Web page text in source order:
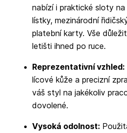
nabízí i praktické sloty na
lístky, mezinárodní
platební karty. Vše
letišti ihned po ruce.
Reprezentativní vzhled:
lícové kůže a precizní
váš styl na jakékoliv
dovolené.
Vysoká odolnost: